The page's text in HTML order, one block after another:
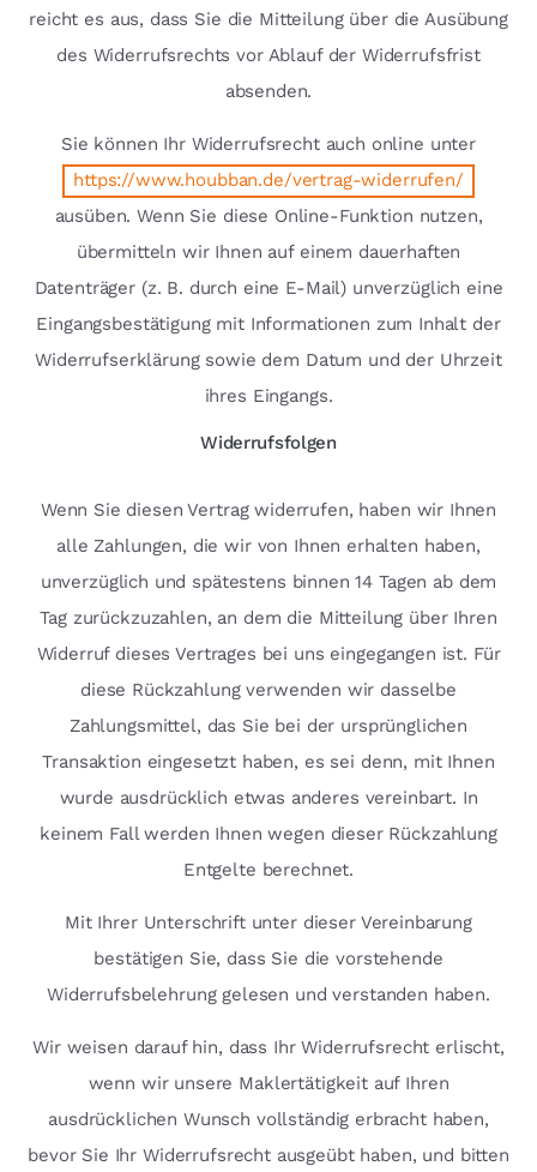
reicht es aus, dass Sie die Mitteilung über die Ausübung
des Widerrufsrechts vor Ablauf der Widerrufsfrist
absenden.
Sie können Ihr Widerrufsrecht auch online unter
https://www.houbban.de/vertrag-widerrufen/
ausüben. Wenn Sie diese Online-Funktion nutzen,
übermitteln wir Ihnen auf einem dauerhaften
Datenträger (z. B. durch eine E-Mail) unverzüglich eine
Eingangsbestätigung mit Informationen zum Inhalt der
Widerrufserklärung sowie dem Datum und der Uhrzeit
ihres Eingangs.
Widerrufsfolgen
Wenn Sie diesen Vertrag widerrufen, haben wir Ihnen
alle Zahlungen, die wir von Ihnen erhalten haben,
unverzüglich und spätestens binnen 14 Tagen ab dem
Tag zurückzuzahlen, an dem die Mitteilung über Ihren
Widerruf dieses Vertrages bei uns eingegangen ist. Für
diese Rückzahlung verwenden wir dasselbe
Zahlungsmittel, das Sie bei der ursprünglichen
Transaktion eingesetzt haben, es sei denn, mit Ihnen
wurde ausdrücklich etwas anderes vereinbart. In
keinem Fall werden Ihnen wegen dieser Rückzahlung
Entgelte berechnet.
Mit Ihrer Unterschrift unter dieser Vereinbarung
bestätigen Sie, dass Sie die vorstehende
Widerrufsbelehrung gelesen und verstanden haben.
Wir weisen darauf hin, dass Ihr Widerrufsrecht erlischt,
wenn wir unsere Maklertätigkeit auf Ihren
ausdrücklichen Wunsch vollständig erbracht haben,
bevor Sie Ihr Widerrufsrecht ausgeübt haben, und bitten